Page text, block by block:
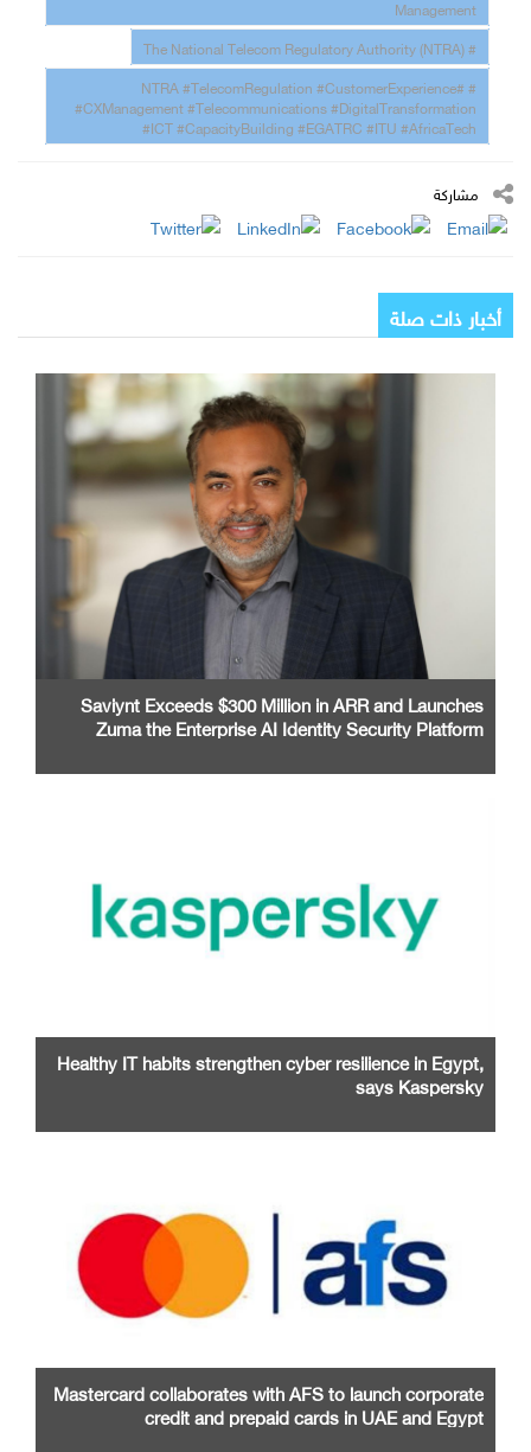
Management
# The National Telecom Regulatory Authority (NTRA)
# #NTRA #TelecomRegulation #CustomerExperience
#CXManagement #Telecommunications #DigitalTransformation
#ICT #CapacityBuilding #EGATRC #ITU #AfricaTech
مشاركة
أخبار ذات صلة
Saviynt Exceeds $300 Million in ARR and Launches
Zuma the Enterprise AI Identity Security Platform
Healthy IT habits strengthen cyber resilience in Egypt,
says Kaspersky
Mastercard collaborates with AFS to launch corporate
credit and prepaid cards in UAE and Egypt